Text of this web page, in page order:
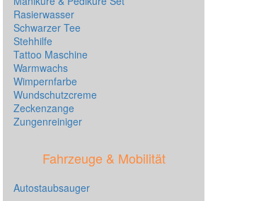
Rasierwasser
Schwarzer Tee
Stehhilfe
Tattoo Maschine
Warmwachs
Wimpernfarbe
Wundschutzcreme
Zeckenzange
Zungenreiniger
Fahrzeuge & Mobilität
Autostaubsauger